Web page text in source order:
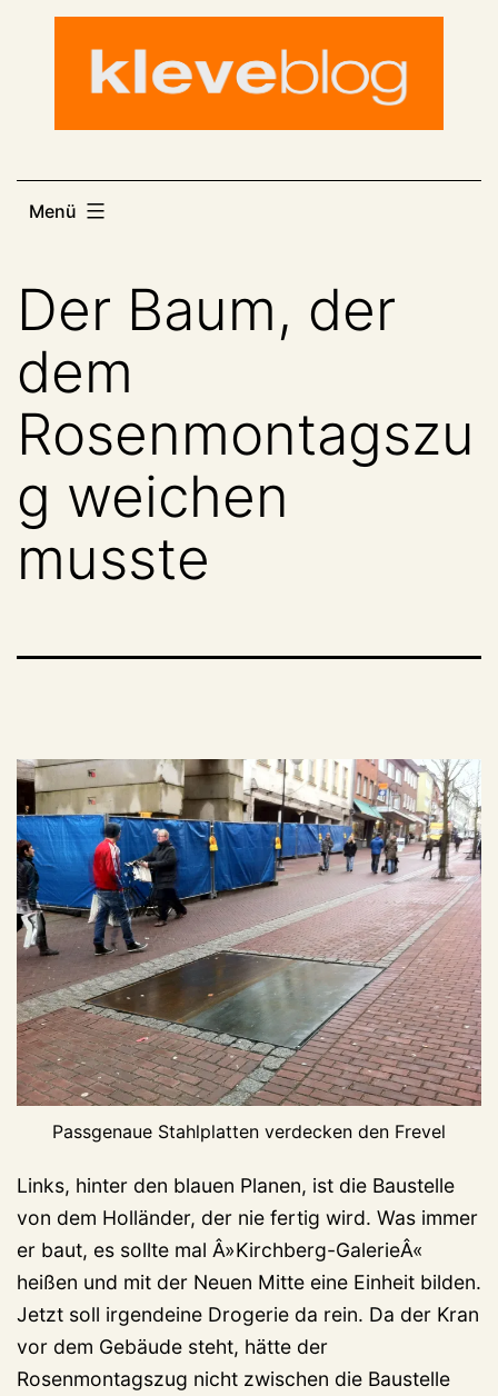
Menü
Der Baum, der
dem
Rosenmontagszu
g weichen
musste
Passgenaue Stahlplatten verdecken den Frevel
Links, hinter den blauen Planen, ist die Baustelle
von dem Holländer, der nie fertig wird. Was immer
er baut, es sollte mal Â»Kirchberg-GalerieÂ«
heißen und mit der Neuen Mitte eine Einheit bilden.
Jetzt soll irgendeine Drogerie da rein. Da der Kran
vor dem Gebäude steht, hätte der
Rosenmontagszug nicht zwischen die Baustelle